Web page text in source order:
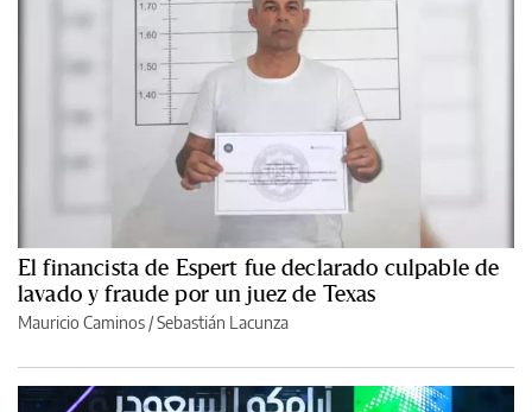
El financista de Espert fue declarado culpable de
lavado y fraude por un juez de Texas
Mauricio Caminos/Sebastián Lacunza